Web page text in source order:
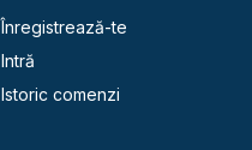
Înregistrează-te
Intră
Istoric comenzi